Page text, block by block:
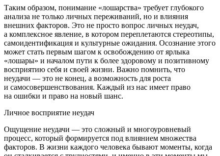
Таким образом, понимание «лошарства» требует глубокого
анализа не только личных переживаний, но и влияния
внешних факторов. Это не просто вопрос личных неудач,
а комплексное явление, в котором переплетаются стереотипы,
самоидентификация и культурные ожидания. Осознание этого
может стать первым шагом к освобождению от ярлыка
«лошары» и началом пути к более здоровому и позитивному
восприятию себя и своей жизни. Важно помнить, что
неудачи — это не конец, а возможность для роста
и самосовершенствования. Каждый из нас имеет право
на ошибки и право на новый шанс.
Личное восприятие неудач
Ощущение неудачи — это сложный и многоуровневый
процесс, который формируется под влиянием множества
факторов. В жизни каждого человека бывают моменты, когда